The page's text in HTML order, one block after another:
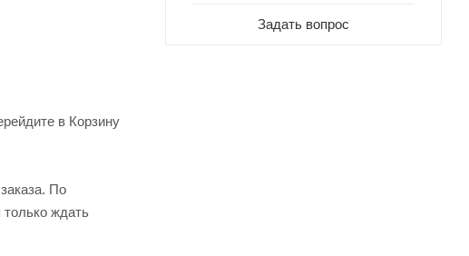
в Корзину
По
ждать
Задать вопрос